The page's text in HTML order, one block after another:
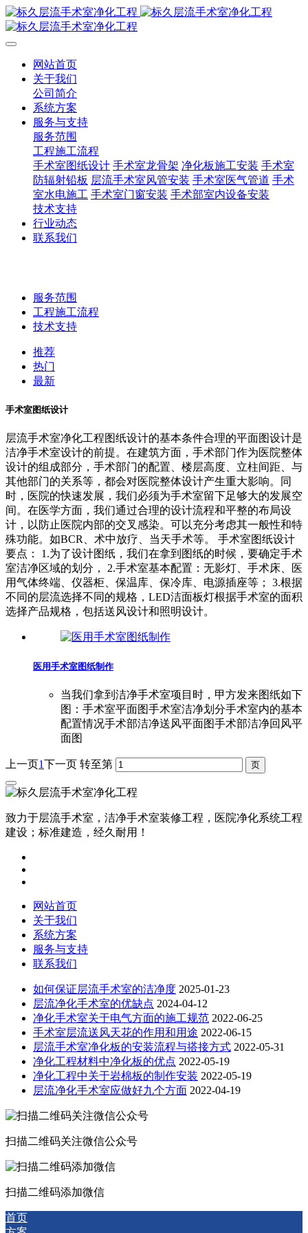
网站首页
关于我们
公司简介
系统方案
服务与支持
服务范围
工程施工流程
手术室图纸设计 手术室龙骨架 净化板施工安装 手术室
防辐射铅板 层流手术室风管安装 手术室医气管道 手术
室水电施工 手术室门窗安装 手术部室内设备安装
技术支持
行业动态
联系我们
服务范围
工程施工流程
技术支持
推荐
热门
最新
手术室图纸设计
层流手术室净化工程图纸设计的基本条件合理的平面图设计是
洁净手术室设计的前提。在建筑方面，手术部门作为医院整体
设计的组成部分，手术部门的配置、楼层高度、立柱间距、与
其他部门的关系等，都会对医院整体设计产生重大影响。同
时，医院的快速发展，我们必须为手术室留下足够大的发展空
间。在医学方面，我们通过合理的设计流程和平整的布局设
计，以防止医院内部的交叉感染。可以充分考虑其一般性和特
殊功能。如BCR、术中放疗、当天手术等。 手术室图纸设计
要点： 1.为了设计图纸，我们在拿到图纸的时候，要确定手术
室洁净区域的划分， 2.手术室基本配置：无影灯、手术床、医
用气体终端、仪器柜、保温库、保冷库、电源插座等； 3.根据
不同的层流选择不同的规格，LED洁面板灯根据手术室的面积
选择产品规格，包括送风设计和照明设计。
医用手术室图纸制作
当我们拿到洁净手术室项目时，甲方发来图纸如下
图：手术室平面图手术室洁净划分手术室内的基本
配置情况手术部洁净送风平面图手术部洁净回风平
面图
上一页1下一页 转至第
致力于层流手术室，洁净手术室装修工程，医院净化系统工程
建设；标准建造，经久耐用！
网站首页
关于我们
系统方案
服务与支持
联系我们
如何保证层流手术室的洁净度 2025-01-23
层流净化手术室的优缺点 2024-04-12
净化手术室关于电气方面的施工规范 2022-06-25
手术室层流送风天花的作用和用途 2022-06-15
层流手术室净化板的安装流程与搭接方式 2022-05-31
净化工程材料中净化板的优点 2022-05-19
净化工程中关于岩棉板的制作安装 2022-05-19
层流净化手术室应做好九个方面 2022-04-19
扫描二维码关注微信公众号
扫描二维码添加微信
首页